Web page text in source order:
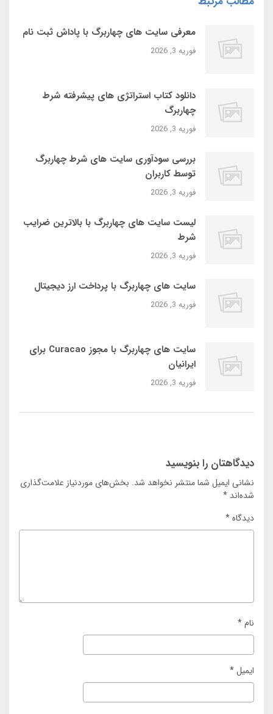
معرفی سایت‌ های چهاربرگ با پاداش ثبت‌ نام
فوریه 3, 2026
دانلود کتاب استراتژی‌ های پیشرفته شرط
چهاربرگ
فوریه 3, 2026
بررسی سودآوری سایت‌ های شرط چهاربرگ
توسط کاربران
فوریه 3, 2026
لیست سایت‌ های چهاربرگ با بالاترین ضرایب
شرط
فوریه 3, 2026
سایت‌ های چهاربرگ با پرداخت ارز دیجیتال
فوریه 3, 2026
سایت‌ های چهاربرگ با مجوز Curacao برای
ایرانیان
فوریه 3, 2026
دیدگاهتان را بنویسید
نشانی ایمیل شما منتشر نخواهد شد. بخش‌های موردنیاز علامت‌گذاری
شده‌اند *
دیدگاه*
نام*
ایمیل*